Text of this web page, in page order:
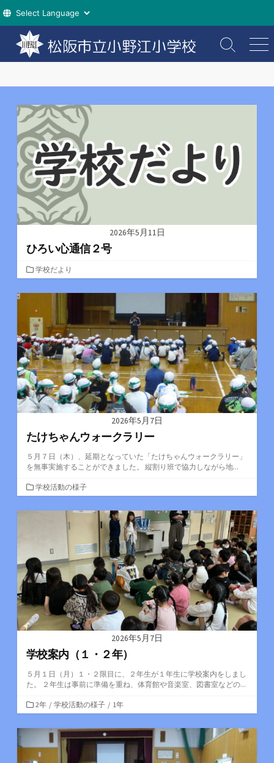
テ
検
索
り
え
メ
ニ
ー
2026年5月11日
ひろい心通信２号
カ
テ
ゴ
ー
学校だより
2026年5月7日
たけちゃんウォークラリー
５月７日（木）、延期となっていた「たけちゃんウォークラリー」
を無事実施することができました。 縦割り班で協力しながら地...
カ
テ
ゴ
学校活動の様子
2026年5月7日
学校案内（１・２年）
５月１日（月）１・２限目に、２年生が１年生に学校案内をしまし
た。 ２年生は事前に準備を重ね、体育館や音楽室、図書室などの...
カ
テ
ゴ
ー
2年 / 学校活動の様子 / 1年